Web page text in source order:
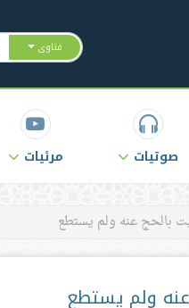
فتاوى
صوتيات مرئيات
بالحج عنه ولم يستطع
ولم يستطع